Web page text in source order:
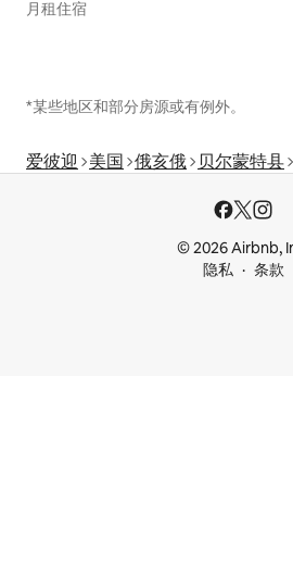
月租住宿
*某些地区和部分房源或有例外。
爱彼迎 美国 俄亥俄 贝尔蒙特县
© 2026 Airbnb,
隐私
条款